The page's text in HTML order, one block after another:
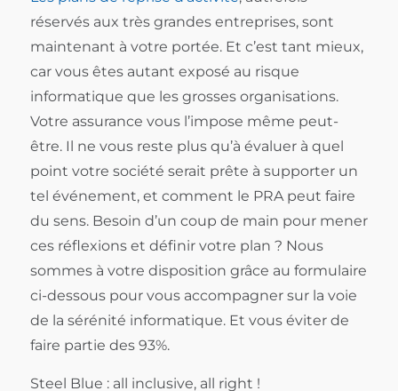
réservés aux très grandes entreprises, sont
maintenant à votre portée. Et c’est tant mieux,
car vous êtes autant exposé au risque
informatique que les grosses organisations.
Votre assurance vous l’impose même peut-
être. Il ne vous reste plus qu’à évaluer à quel
point votre société serait prête à supporter un
tel événement, et comment le PRA peut faire
du sens. Besoin d’un coup de main pour mener
ces réflexions et définir votre plan ? Nous
sommes à votre disposition grâce au formulaire
ci-dessous pour vous accompagner sur la voie
de la sérénité informatique. Et vous éviter de
faire partie des 93%.
Steel Blue : all inclusive, all right !